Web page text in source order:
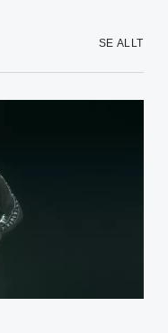
SE ALLT